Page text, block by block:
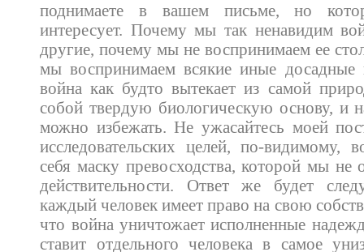
поднимаете в вашем письме, но
интересует. Почему мы так ненавидим
другие, почему мы не воспринимаем ее
мы воспринимаем всякие иные досадные
война как будто вытекает из самой
собой твердую биологическую основу, и
можно избежать. Не ужасайтесь моей
исследовательских целей, по-видимому,
себя маску превосходства, которой мы не
действительности. Ответ же будет
каждый человек имеет право на свою
что война уничтожает исполненные
ставит отдельного человека в самое